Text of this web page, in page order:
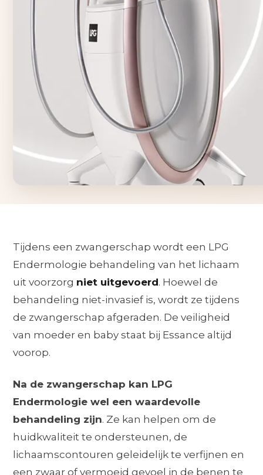
Tijdens een zwangerschap wordt een LPG
Endermologie behandeling van het lichaam
uit voorzorg niet uitgevoerd. Hoewel de
behandeling niet-invasief is, wordt ze tijdens
de zwangerschap afgeraden. De veiligheid
van moeder en baby staat bij Essance altijd
voorop.
Na de zwangerschap kan LPG
Endermologie wel een waardevolle
behandeling zijn. Ze kan helpen om de
huidkwaliteit te ondersteunen, de
lichaamscontouren geleidelijk te verfijnen en
een zwaar of vermoeid gevoel in de benen te